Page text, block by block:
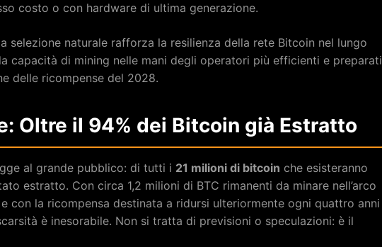
costo o con hardware di ultima generazione.
selezione naturale rafforza la resilienza della rete Bitcoin nel lungo
capacità di mining nelle mani degli operatori più efficienti e preparati
delle ricompense del 2028.
Oltre il 94% dei Bitcoin già Estratto
al grande pubblico: di tutti i 21 milioni di bitcoin che esisteranno
estratto. Con circa 1,2 milioni di BTC rimanenti da minare nell’arco
con la ricompensa destinata a ridursi ulteriormente ogni quattro anni
è inesorabile. Non si tratta di previsioni o speculazioni: è il